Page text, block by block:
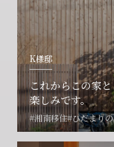
K様邸
これからこの家
楽しみです。
#湘南移住#ひだまり